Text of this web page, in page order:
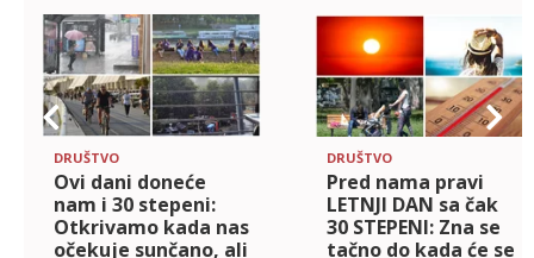
DRUŠTVO
Ovi dani doneće
nam i 30 stepeni:
Otkrivamo kada nas
očekuje sunčano, ali
DRUŠTVO
Pred nama pravi
LETNJI DAN sa čak
30 STEPENI: Zna se
tačno do kada će se